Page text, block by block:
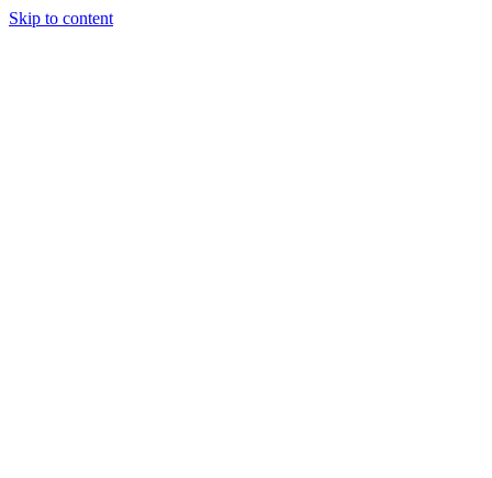
Skip to content